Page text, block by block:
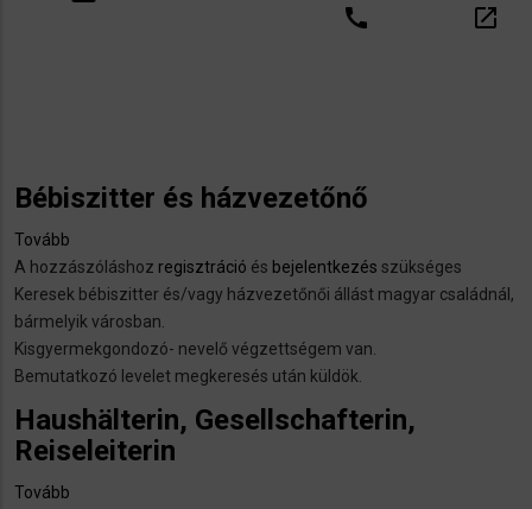
open_in_new email
Bébiszitter és házvezetőnő
Tovább
és
házvezetőnő)
A hozzászóláshoz regisztráció és bejelentkezés szükséges
Keresek bébiszitter és/vagy házvezetőnői állást magyar családnál,
bármelyik városban.
Kisgyermekgondozó- nevelő végzettségem van.
Bemutatkozó levelet megkeresés után küldök.
Haushälterin, Gesellschafterin,
Reiseleiterin
Tovább